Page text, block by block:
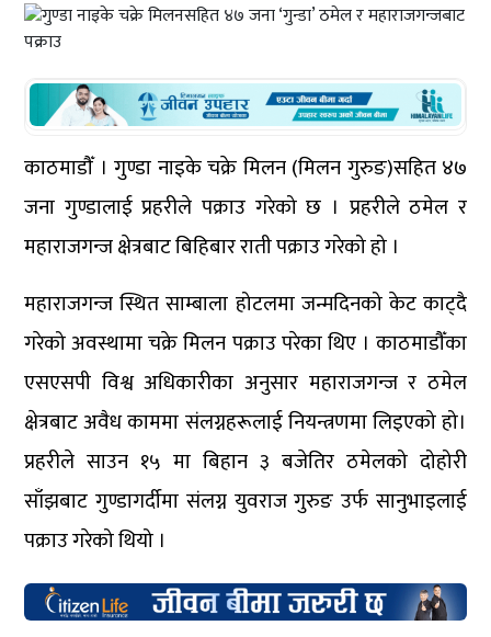
काठमाडौँ । गुण्डा नाइके चक्रे मिलन (मिलन गुरुङ)सहित ४७
जना गुण्डालाई प्रहरीले पक्राउ गरेको छ । प्रहरीले ठमेल र
महाराजगन्ज क्षेत्रबाट बिहिबार राती पक्राउ गरेको हो ।
महाराजगन्ज स्थित साम्बाला होटलमा जन्मदिनको केट काट्दै
गरेको अवस्थामा चक्रे मिलन पक्राउ परेका थिए । काठमाडौँका
एसएसपी विश्व अधिकारीका अनुसार महाराजगन्ज र ठमेल
क्षेत्रबाट अवैध काममा संलग्नहरूलाई नियन्त्रणमा लिइएको हो।
प्रहरीले साउन १५ मा बिहान ३ बजेतिर ठमेलको दोहोरी
साँझबाट गुण्डागर्दीमा संलग्न युवराज गुरुङ उर्फ सानुभाइलाई
पक्राउ गरेको थियो ।